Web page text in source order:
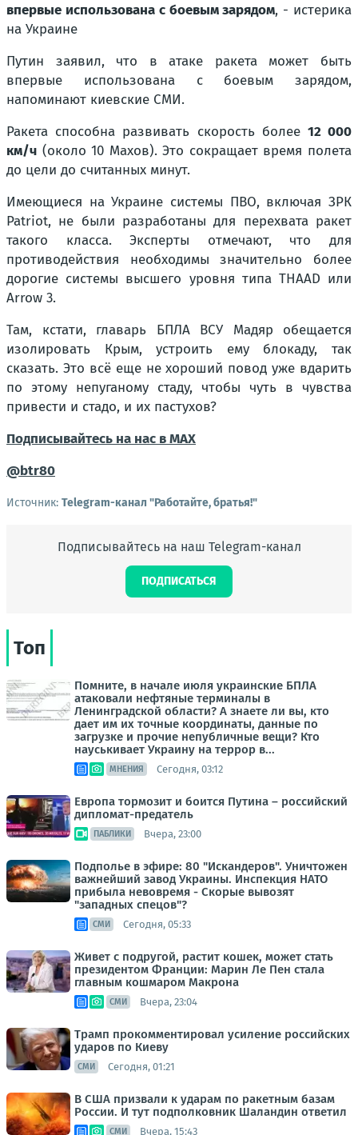
впервые использована с боевым зарядом, - истерика
на Украине
Путин заявил, что в атаке ракета может быть
впервые использована с боевым зарядом,
напоминают киевские СМИ.
Ракета способна развивать скорость более 12 000
км/ч (около 10 Махов). Это сокращает время полета
до цели до считанных минут.
Имеющиеся на Украине системы ПВО, включая ЗРК
Patriot, не были разработаны для перехвата ракет
такого класса. Эксперты отмечают, что для
противодействия необходимы значительно более
дорогие системы высшего уровня типа THAAD или
Arrow 3.
Там, кстати, главарь БПЛА ВСУ Мадяр обещается
изолировать Крым, устроить ему блокаду, так
сказать. Это всё еще не хороший повод уже вдарить
по этому непуганому стаду, чтобы чуть в чувства
привести и стадо, и их пастухов?
Подписывайтесь на нас в MAX
@btr80
Источник: Telegram-канал "Работайте, братья!"
Подписывайтесь на наш Telegram-канал
ПОДПИСАТЬСЯ
Топ
Помните, в начале июля украинские БПЛА
атаковали нефтяные терминалы в
Ленинградской области? А знаете ли вы, кто
дает им их точные координаты, данные по
загрузке и прочие непубличные вещи? Кто
науськивает Украину на террор в...
МНЕНИЯ Сегодня, 03:12
Европа тормозит и боится Путина – российский
дипломат-предатель
ПАБЛИКИ Вчера, 23:00
Подполье в эфире: 80 "Искандеров". Уничтожен
важнейший завод Украины. Инспекция НАТО
прибыла невовремя - Скорые вывозят
"западных спецов"?
СМИ Сегодня, 05:33
Живет с подругой, растит кошек, может стать
президентом Франции: Марин Ле Пен стала
главным кошмаром Макрона
СМИ Вчера, 23:04
Трамп прокомментировал усиление российских
ударов по Киеву
СМИ Сегодня, 01:21
В США призвали к ударам по ракетным базам
России. И тут подполковник Шаландин ответил
СМИ Вчера, 15:43